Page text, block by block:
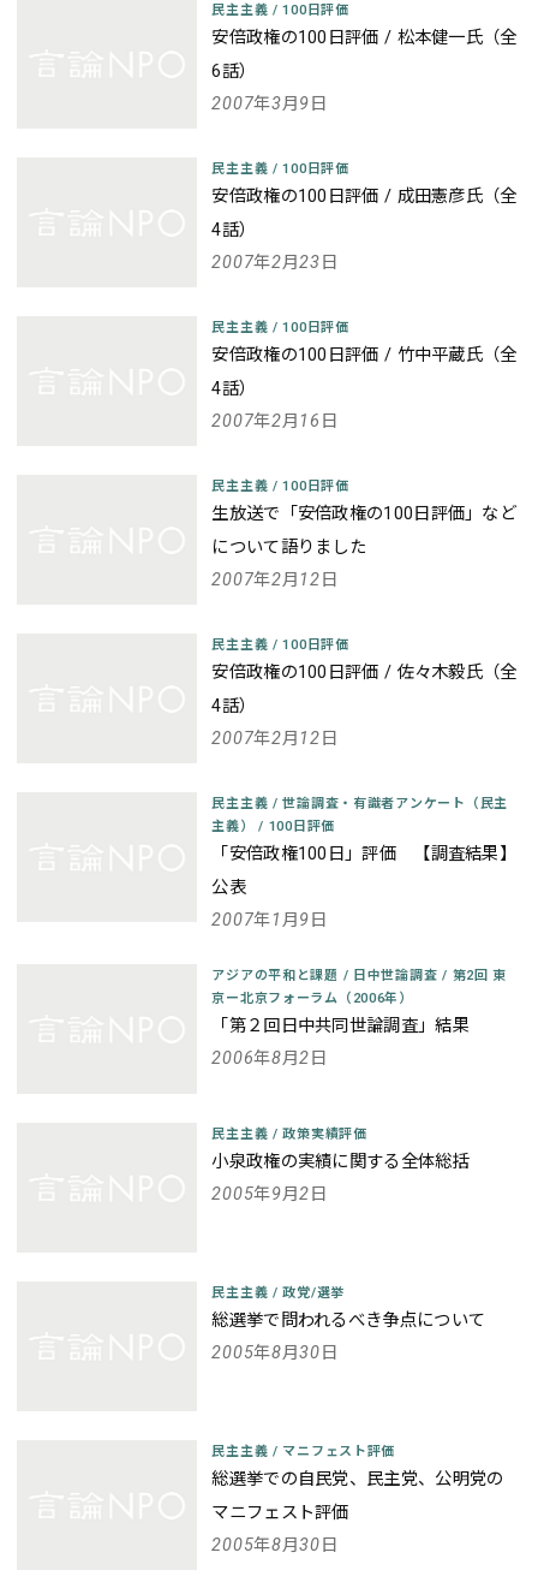
民主主義 / 100日評価
安倍政権の100日評価 / 松本健一氏（全
6話）
2007年3月9日
民主主義 / 100日評価
安倍政権の100日評価 / 成田憲彦氏（全
4話）
2007年2月23日
民主主義 / 100日評価
安倍政権の100日評価 / 竹中平蔵氏（全
4話）
2007年2月16日
民主主義 / 100日評価
生放送で「安倍政権の100日評価」など
について語りました
2007年2月12日
民主主義 / 100日評価
安倍政権の100日評価 / 佐々木毅氏（全
4話）
2007年2月12日
民主主義 / 世論調査・有識者アンケート（民主
主義）/ 100日評価
「安倍政権100日」評価 【調査結果】
公表
2007年1月9日
アジアの平和と課題 / 日中世論調査/ 第2回 東
京ー北京フォーラム（2006年）
「第２回日中共同世論調査」結果
2006年8月2日
民主主義 / 政策実績評価
小泉政権の実績に関する全体総括
2005年9月2日
民主主義 / 政党/選挙
総選挙で問われるべき争点について
2005年8月30日
民主主義 / マニフェスト評価
総選挙での自民党、民主党、公明党の
マニフェスト評価
2005年8月30日